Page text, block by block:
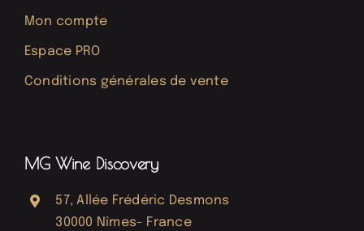
Mon compte
Espace PRO
Conditions générales de vente
MG Wine Discovery
57, Allée Frédéric Desmons
30000 Nîmes- France